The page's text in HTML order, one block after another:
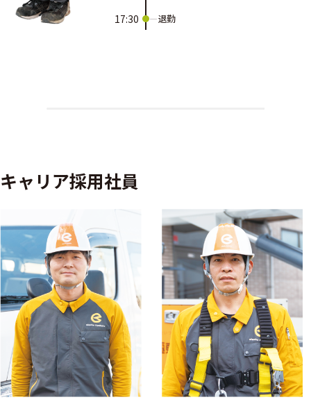
17:30 退勤
キャリア採用社員